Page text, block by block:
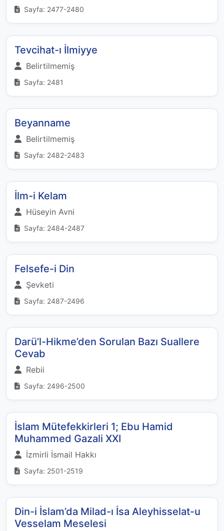
Sayfa: 2477-2480
Tevcihat-ı İlmiyye
Belirtilmemiş
Sayfa: 2481
Beyanname
Belirtilmemiş
Sayfa: 2482-2483
İlm-i Kelam
Hüseyin Avni
Sayfa: 2484-2487
Felsefe-i Din
Şevketi
Sayfa: 2487-2496
Darü’l-Hikme’den Sorulan Bazı Suallere
Cevab
Rebii
Sayfa: 2496-2500
İslam Mütefekkirleri 1; Ebu Hamid
Muhammed Gazali XXI
İzmirli İsmail Hakkı
Sayfa: 2501-2519
Din-i İslam’da Milad-ı İsa Aleyhisselat-u
Vesselam Meselesi